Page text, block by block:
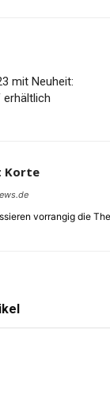
mit Neuheit:
Korte
vorrangig die